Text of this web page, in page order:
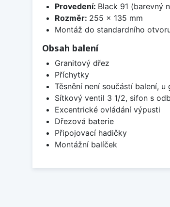
Provedení: Black 91 (barevný
Rozměr: 255 x 135 mm
Montáž do standardního
Obsah balení
Granitový dřez
Příchytky
Těsnění není součástí balení,
Sítkový ventil 3 1/2, sifon s
Excentrické ovládání výpusti
Dřezová baterie
Připojovací hadičky
Montážní balíček